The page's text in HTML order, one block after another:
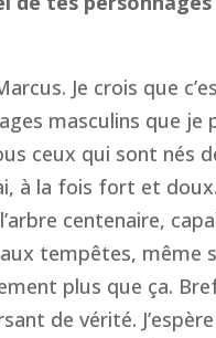
Je crois que
masculins que je
ceux qui sont nés
à la fois fort et
centenaire,
tempêtes, même
plus que ça.
de vérité.